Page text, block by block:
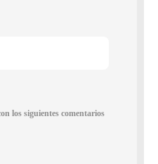
los siguientes comentarios